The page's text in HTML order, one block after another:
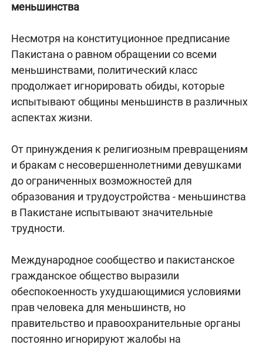
меньшинства
Несмотря на конституционное предписание
Пакистана о равном обращении со всеми
меньшинствами, политический класс
продолжает игнорировать обиды, которые
испытывают общины меньшинств в различных
аспектах жизни.
От принуждения к религиозным превращениям
и бракам с несовершеннолетними девушками
до ограниченных возможностей для
образования и трудоустройства - меньшинства
в Пакистане испытывают значительные
трудности.
Международное сообщество и пакистанское
гражданское общество выразили
обеспокоенность ухудшающимися условиями
прав человека для меньшинств, но
правительство и правоохранительные органы
постоянно игнорируют жалобы на